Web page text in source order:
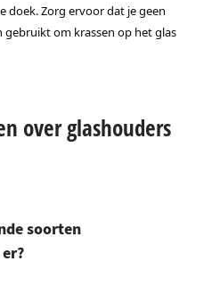
doek. Zorg ervoor dat je geen
om krassen op het glas
over glashouders
soorten